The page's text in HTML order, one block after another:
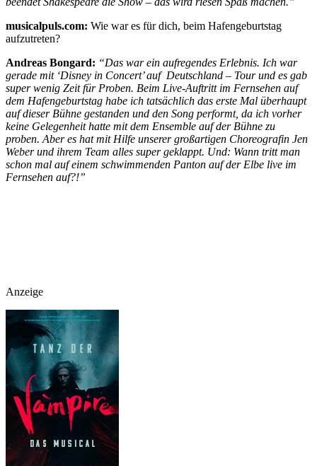
musicalpuls.com: Wie war es für dich, beim Hafengeburtstag
aufzutreten?
Andreas Bongard: “Das war ein aufregendes Erlebnis. Ich war
gerade mit ‘Disney in Concert’ auf Deutschland – Tour und es gab
super wenig Zeit für Proben. Beim Live-Auftritt im Fernsehen auf
dem Hafengeburtstag habe ich tatsächlich das erste Mal überhaupt
auf dieser Bühne gestanden und den Song performt, da ich vorher
keine Gelegenheit hatte mit dem Ensemble auf der Bühne zu
proben. Aber es hat mit Hilfe unserer großartigen Choreografin Jen
Weber und ihrem Team alles super geklappt. Und: Wann tritt man
schon mal auf einem schwimmenden Panton auf der Elbe live im
Fernsehen auf?!”
Anzeige